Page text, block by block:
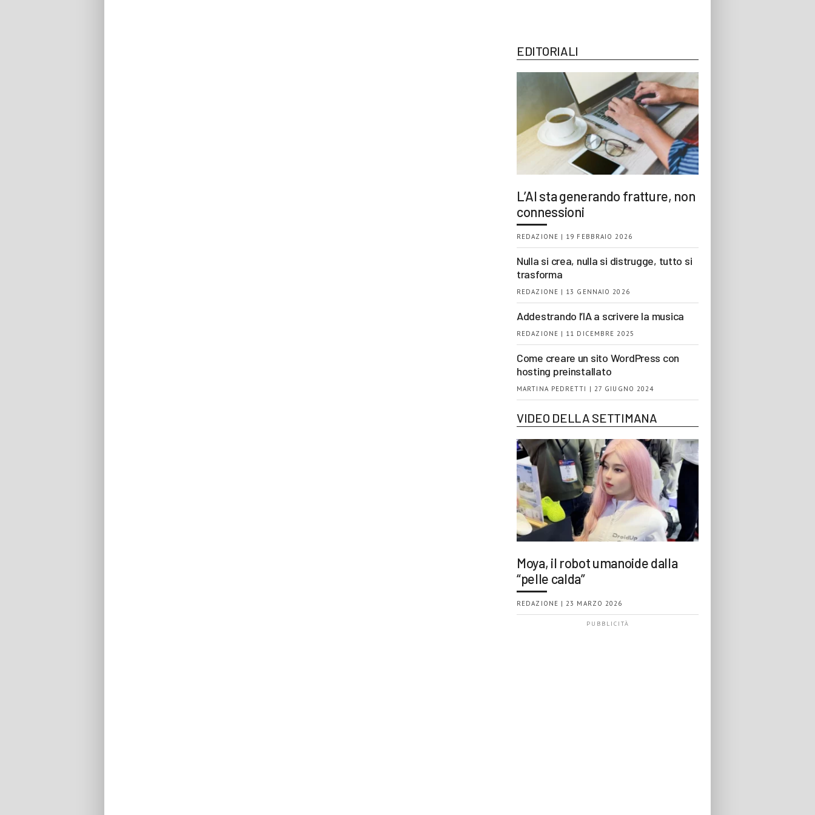
EDITORIALI
L’AI sta generando fratture, non
connessioni
REDAZIONE | 19 FEBBRAIO 2026
Nulla si crea, nulla si distrugge, tutto si
trasforma
REDAZIONE | 13 GENNAIO 2026
Addestrando l’IA a scrivere la musica
REDAZIONE | 11 DICEMBRE 2025
Come creare un sito WordPress con
hosting preinstallato
MARTINA PEDRETTI | 27 GIUGNO 2024
VIDEO DELLA SETTIMANA
Moya, il robot umanoide dalla
“pelle calda”
REDAZIONE | 23 MARZO 2026